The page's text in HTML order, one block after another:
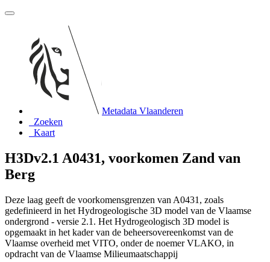
Metadata Vlaanderen
Zoeken
Kaart
H3Dv2.1 A0431, voorkomen Zand van
Berg
Deze laag geeft de voorkomensgrenzen van A0431, zoals
gedefinieerd in het Hydrogeologische 3D model van de Vlaamse
ondergrond - versie 2.1. Het Hydrogeologisch 3D model is
opgemaakt in het kader van de beheersovereenkomst van de
Vlaamse overheid met VITO, onder de noemer VLAKO, in
opdracht van de Vlaamse Milieumaatschappij